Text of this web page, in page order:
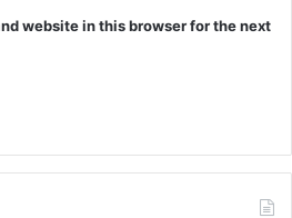
website in this browser for the next